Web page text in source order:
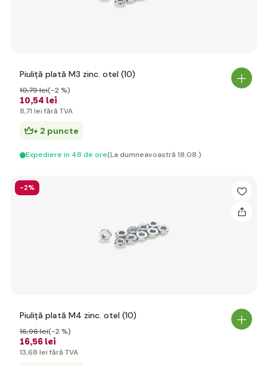
Piuliță plată M3 zinc. otel (10)
10,54 lei
10,79 lei(-2 %)
8,71 lei fără TVA
+ 2 puncte
Expediere in 48 de ore(La dumneavoastră 18.08.)
-2%
Piuliță plată M4 zinc. otel (10)
16,56 lei
16,96 lei(-2 %)
13,68 lei fără TVA